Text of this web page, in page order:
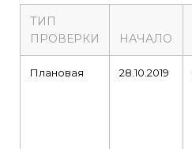
ТИП
ПРОВЕРКИ
НАЧАЛО
Плановая 28.10.2019